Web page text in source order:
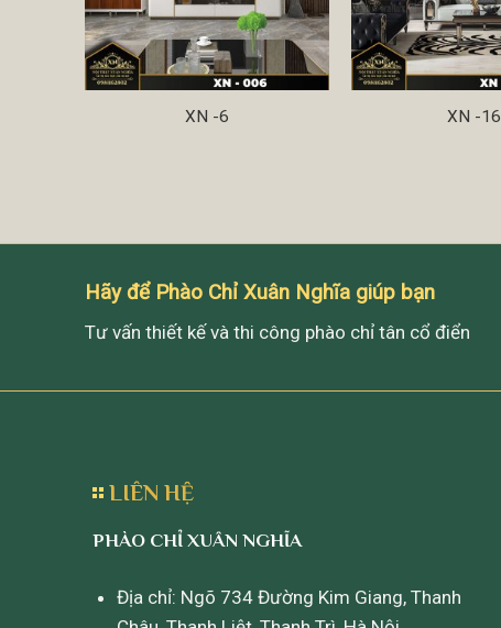
XN -6 XN -16
Hãy để Phào Chỉ Xuân Nghĩa giúp bạn
Tư vấn thiết kế và thi công phào chỉ tân cổ điển
LIÊN HỆ
PHÀO CHỈ XUÂN NGHĨA
Địa chỉ: Ngõ 734 Đường Kim Giang, Thanh